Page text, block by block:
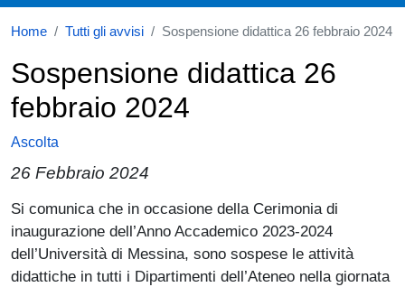
Home Tutti gli avvisi Sospensione didattica 26 febbraio 2024
Sospensione didattica 26
febbraio 2024
Ascolta
26 Febbraio 2024
Paragrafo
Si comunica che in occasione della Cerimonia di
inaugurazione dell’Anno Accademico 2023-2024
dell’Università di Messina, sono sospese le attività
didattiche in tutti i Dipartimenti dell’Ateneo nella giornata